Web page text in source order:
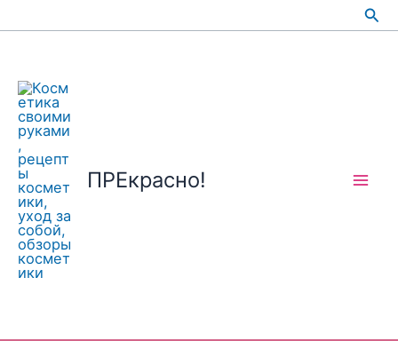
к
ПРЕкрасно!